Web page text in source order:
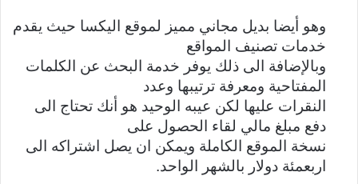
وهو أيضا بديل مجاني مميز لموقع اليكسا حيث يقدم
خدمات تصنيف المواقع
وبالإضافة الى ذلك يوفر خدمة البحث عن الكلمات
المفتاحية ومعرفة ترتيبها وعدد
النقرات عليها لكن عيبه الوحيد هو أنك تحتاج الى
دفع مبلغ مالي لقاء الحصول على
نسخة الموقع الكاملة ويمكن ان يصل اشتراكه الى
اربعمئة دولار بالشهر الواحد.